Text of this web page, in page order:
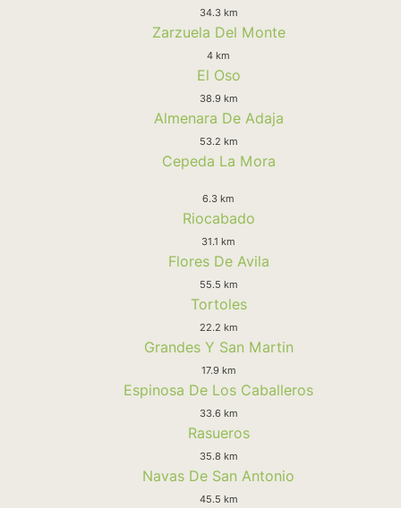
34.3 km
Zarzuela Del Monte
4 km
El Oso
38.9 km
Almenara De Adaja
53.2 km
Cepeda La Mora
6.3 km
Riocabado
31.1 km
Flores De Avila
55.5 km
Tortoles
22.2 km
Grandes Y San Martin
17.9 km
Espinosa De Los Caballeros
33.6 km
Rasueros
35.8 km
Navas De San Antonio
45.5 km